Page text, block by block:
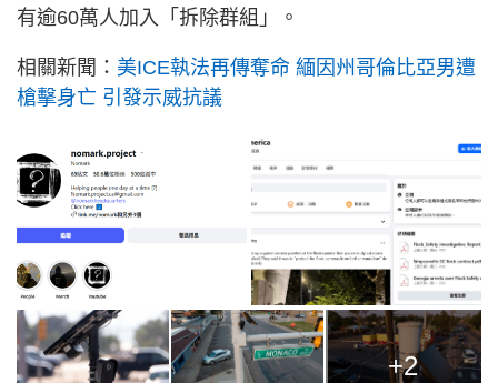
有逾60萬人加入「拆除群組」。
相關新聞： 美ICE執法再傳奪命 緬因州哥倫比亞男遭
槍擊身亡 引發示威抗議
+2